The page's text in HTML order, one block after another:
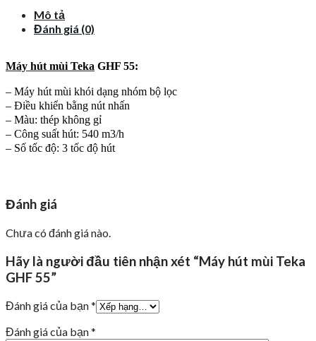
Mô tả
Đánh giá (0)
Máy hút mùi Teka GHF 55:
– Máy hút mùi khói dạng nhóm bộ lọc
– Điều khiển bằng nút nhấn
– Màu: thép không gỉ
– Công suất hút: 540 m3/h
– Số tốc độ: 3 tốc độ hút
Đánh giá
Chưa có đánh giá nào.
Hãy là người đầu tiên nhận xét “Máy hút mùi Teka
GHF 55”
Đánh giá của bạn*
Đánh giá của bạn*